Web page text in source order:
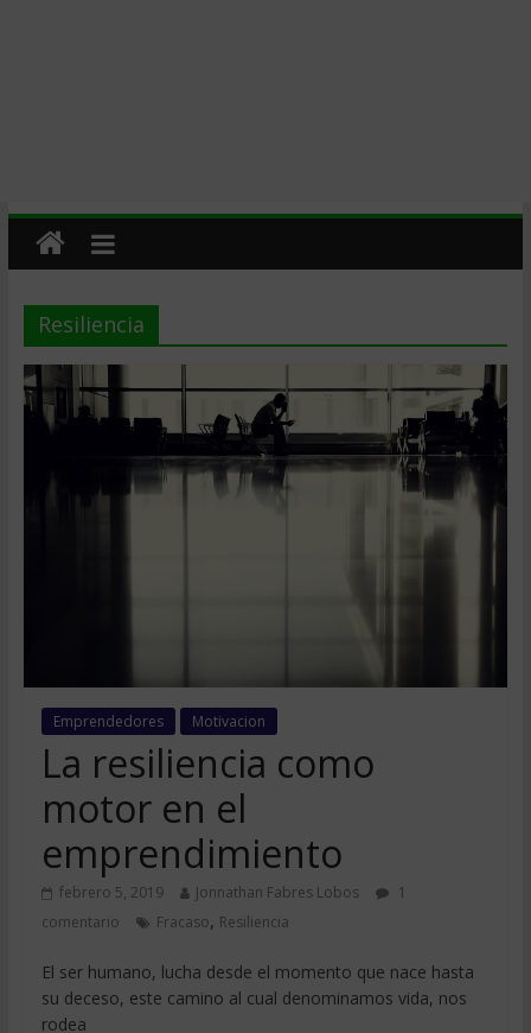
Resiliencia
Emprendedores Motivacion
La resiliencia como
motor en el
emprendimiento
febrero 5, 2019 Jonnathan Fabres Lobos
1
comentario
Fracaso, Resiliencia
El ser humano, lucha desde el momento que nace hasta
su deceso, este camino al cual denominamos vida, nos
rodea